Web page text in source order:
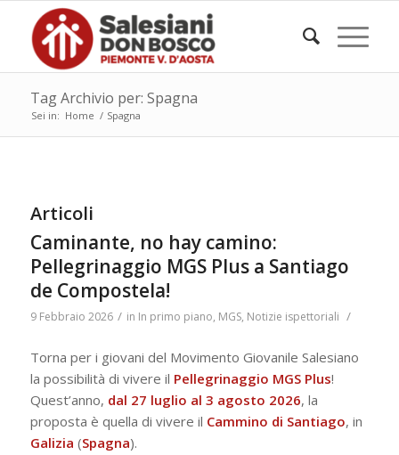
Tag Archivio per: Spagna
Sei in: Home / Spagna
Articoli
Caminante, no hay camino:
Pellegrinaggio MGS Plus a Santiago
de Compostela!
9 Febbraio 2026 / in In primo piano, MGS, Notizie ispettoriali /
Torna per i giovani del Movimento Giovanile Salesiano
la possibilità di vivere il Pellegrinaggio MGS Plus!
Quest’anno, dal 27 luglio al 3 agosto 2026, la
proposta è quella di vivere il Cammino di Santiago, in
Galizia (Spagna).